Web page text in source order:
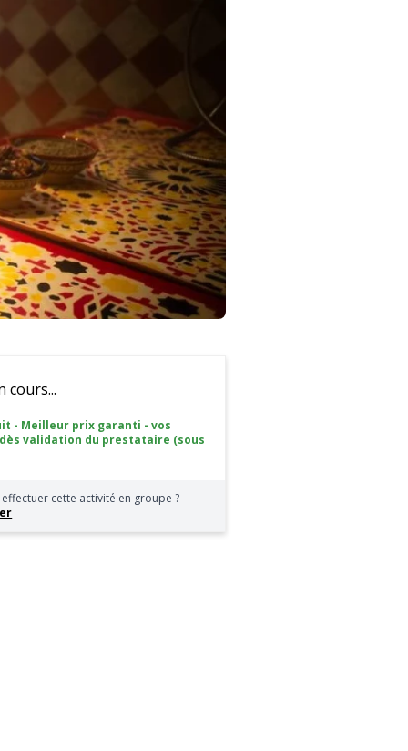
cours...
- Meilleur prix garanti - vos
validation du prestataire (sous
cette activité en groupe ?